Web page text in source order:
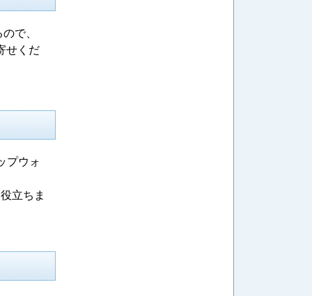
で、
せくだ
プウォ
立ちま